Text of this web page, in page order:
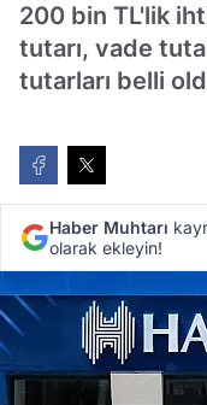
200 bin TL'lik
tutarı, vade
tutarları belli
Haber Muhtarı
olarak ekleyin!